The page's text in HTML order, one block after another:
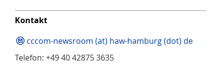
Kontakt
cccom-newsroom (at) haw-hamburg (dot) de
Telefon: +49 40 42875 3635